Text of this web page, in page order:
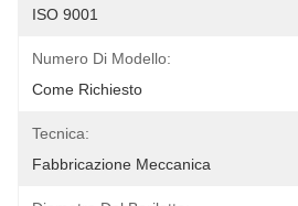
ISO 9001
Numero Di Modello:
Come Richiesto
Tecnica:
Fabbricazione Meccanica